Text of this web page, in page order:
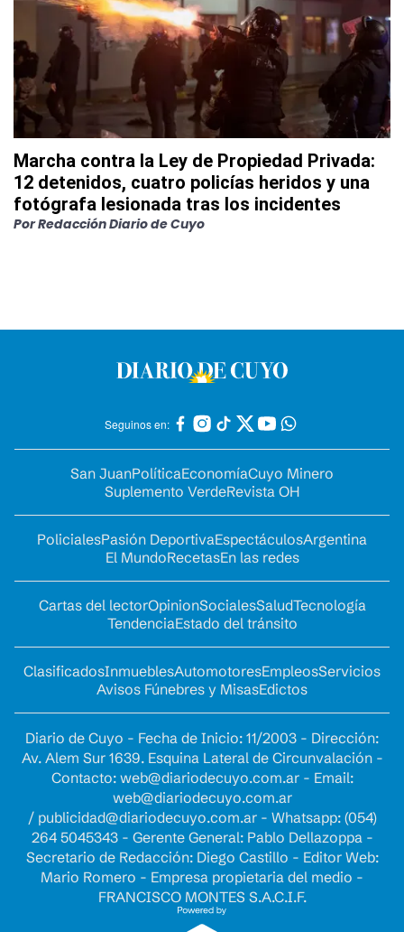
Marcha contra la Ley de Propiedad Privada:
12 detenidos, cuatro policías heridos y una
fotógrafa lesionada tras los incidentes
PorRedacción Diario de Cuyo
Seguinos en:
San JuanPolíticaEconomíaCuyo Minero
Suplemento VerdeRevista OH
PolicialesPasión DeportivaEspectáculosArgentina
El MundoRecetasEn las redes
Cartas del lectorOpinionSocialesSaludTecnología
TendenciaEstado del tránsito
ClasificadosInmueblesAutomotoresEmpleosServicios
Avisos Fúnebres y MisasEdictos
Diario de Cuyo - Fecha de Inicio: 11/2003 - Dirección:
Av. Alem Sur 1639. Esquina Lateral de Circunvalación -
Contacto: web@diariodecuyo.com.ar- Email:
web@diariodecuyo.com.ar
/ publicidad@diariodecuyo.com.ar- Whatsapp: (054)
264 5045343 - Gerente General: Pablo Dellazoppa -
Secretario de Redacción: Diego Castillo - Editor Web:
Mario Romero - Empresa propietaria del medio -
FRANCISCO MONTES S.A.C.I.F.